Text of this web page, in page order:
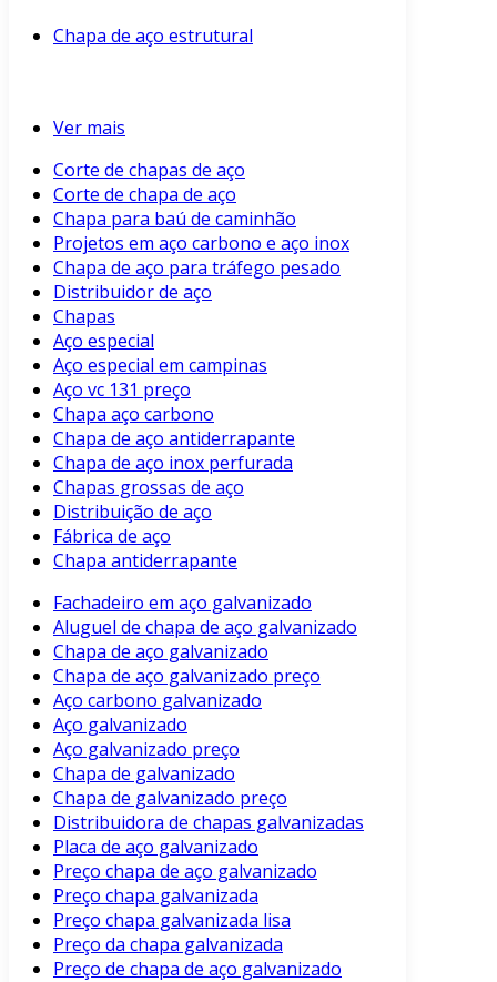
Chapa de aço estrutural
Ver mais
Corte de chapas de aço
Corte de chapa de aço
Chapa para baú de caminhão
Projetos em aço carbono e aço inox
Chapa de aço para tráfego pesado
Distribuidor de aço
Chapas
Aço especial
Aço especial em campinas
Aço vc 131 preço
Chapa aço carbono
Chapa de aço antiderrapante
Chapa de aço inox perfurada
Chapas grossas de aço
Distribuição de aço
Fábrica de aço
Chapa antiderrapante
Fachadeiro em aço galvanizado
Aluguel de chapa de aço galvanizado
Chapa de aço galvanizado
Chapa de aço galvanizado preço
Aço carbono galvanizado
Aço galvanizado
Aço galvanizado preço
Chapa de galvanizado
Chapa de galvanizado preço
Distribuidora de chapas galvanizadas
Placa de aço galvanizado
Preço chapa de aço galvanizado
Preço chapa galvanizada
Preço chapa galvanizada lisa
Preço da chapa galvanizada
Preço de chapa de aço galvanizado